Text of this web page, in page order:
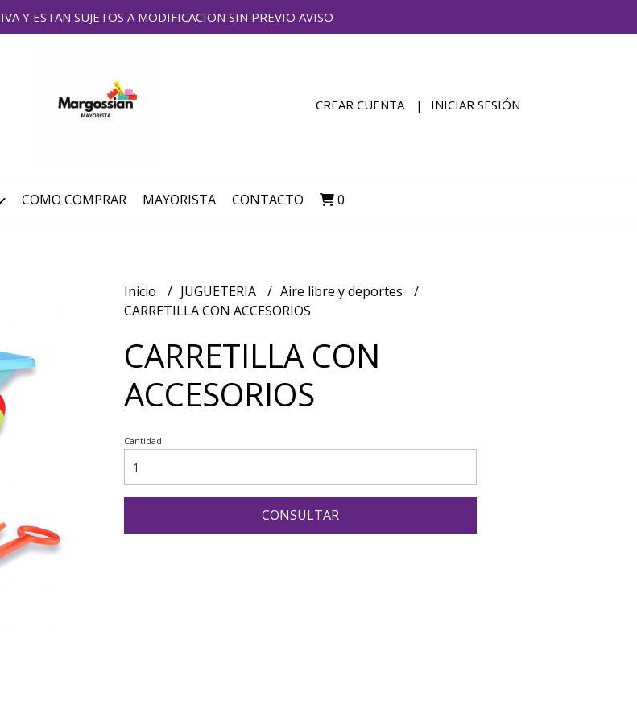
Y ESTAN SUJETOS A MODIFICACION SIN PREVIO AVISO
CREAR CUENTA INICIAR SESIÓN
COMO COMPRAR MAYORISTA CONTACTO 0
Inicio JUGUETERIA
Aire libre y deportes
CARRETILLA CON ACCESORIOS
CARRETILLA CON
ACCESORIOS
Cantidad
CONSULTAR